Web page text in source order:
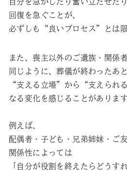
回復を急ぐことが、
必ずしも“良いプロセス”とは限
また、喪主以外のご遺族・関係
同じように、葬儀が終わったあ
“支える立場”から“支えられ
なる変化を感じることがあります
例えば、
配偶者・子ども・兄弟姉妹・ご
関係性によっては
「自分が役割を終えたらどうす